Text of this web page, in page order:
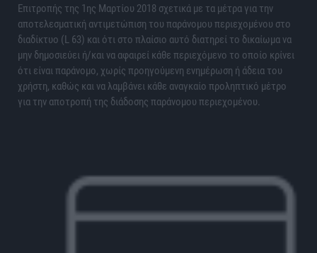
Επιτροπής της 1ης Μαρτίου 2018 σχετικά με τα μέτρα για την
αποτελεσματική αντιμετώπιση του παράνομου περιεχομένου στο
διαδίκτυο (L 63) και ότι στο πλαίσιο αυτό διατηρεί το δικαίωμα να
μην δημοσιεύει ή/και να αφαιρεί κάθε περιεχόμενο το οποίο κρίνει
ότι είναι παράνομο, χωρίς προηγούμενη ενημέρωση ή άδεια του
χρήστη, καθώς και να λαμβάνει κάθε αναγκαίο προληπτικό μέτρο
για την αποτροπή της διάδοσης παράνομου περιεχομένου.